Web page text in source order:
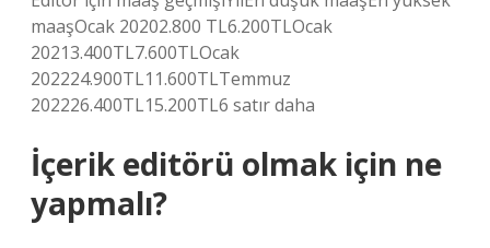
maaşOcak 20202.800 TL6.200TLOcak
20213.400TL7.600TLOcak
202224.900TL11.600TLTemmuz
202226.400TL15.200TL6 satır daha
İçerik editörü olmak için ne
yapmalı?